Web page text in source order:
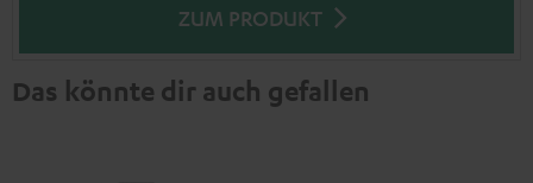
ZUM PRODUKT
Das könnte dir auch gefallen